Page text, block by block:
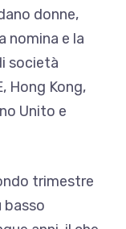
donne,
nomina e la
società
Hong Kong,
Unito e
trimestre
basso